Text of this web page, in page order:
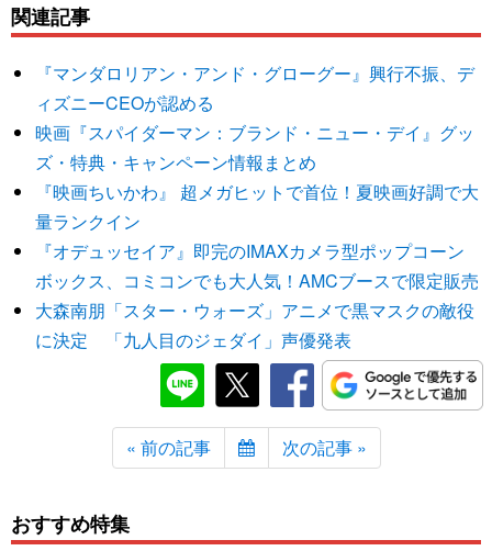
関連記事
『マンダロリアン・アンド・グローグー』興行不振、デ
ィズニーCEOが認める
映画『スパイダーマン：ブランド・ニュー・デイ』グッ
ズ・特典・キャンペーン情報まとめ
『映画ちいかわ』 超メガヒットで首位！夏映画好調で大
量ランクイン
『オデュッセイア』即完のIMAXカメラ型ポップコーン
ボックス、コミコンでも大人気！AMCブースで限定販売
大森南朋「スター・ウォーズ」アニメで黒マスクの敵役
に決定 「九人目のジェダイ」声優発表
« 前の記事 次の記事 »
おすすめ特集